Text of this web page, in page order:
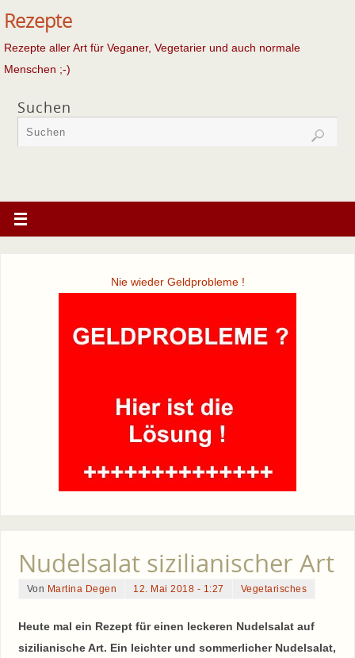
Rezepte
Rezepte aller Art für Veganer, Vegetarier und auch normale
Menschen ;-)
Suchen
Nie wieder Geldprobleme !
Nudelsalat sizilianischer Art
Von Martina Degen 12. Mai 2018 - 1:27 Vegetarisches
Heute mal ein Rezept für einen leckeren Nudelsalat auf
sizilianische Art. Ein leichter und sommerlicher Nudelsalat,